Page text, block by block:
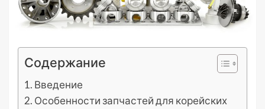
Содержание
Введение
Особенности запчастей для корейских